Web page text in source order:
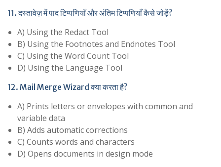
11. दस्तावेज़ में पाद टिप्पणियाँ और अंतिम टिप्पणियाँ कैसे जोड़ें?
A) Using the Redact Tool
B) Using the Footnotes and Endnotes Tool
C) Using the Word Count Tool
D) Using the Language Tool
12. Mail Merge Wizard क्या करता है?
A) Prints letters or envelopes with common and
variable data
B) Adds automatic corrections
C) Counts words and characters
D) Opens documents in design mode